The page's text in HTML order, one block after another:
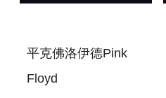
平克佛洛伊德Pink
Floyd